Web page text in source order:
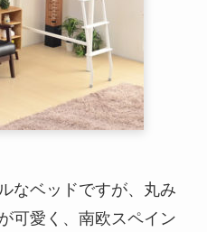
なベッドですが、丸み
可愛く、南欧スペイン